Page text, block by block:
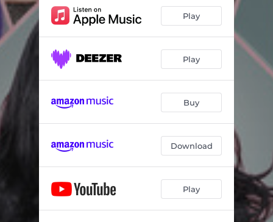
Ay qué calor 00:32
El cuplé de la abuela 00:32
No tengo trama 01:31
De amor nunca hay que morir 01:30
Play
Play
Buy
Download
Play